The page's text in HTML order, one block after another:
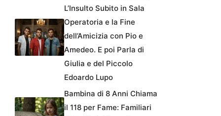
L’Insulto Subito in Sala
Operatoria e la Fine
dell’Amicizia con Pio e
Amedeo. E poi Parla di
Giulia e del Piccolo
Edoardo Lupo
Bambina di 8 Anni Chiama
il 118 per Fame: Familiari